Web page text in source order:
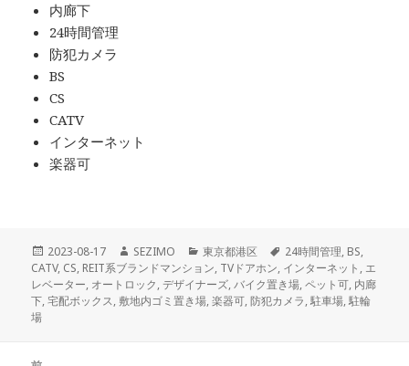
内廊下
24時間管理
防犯カメラ
BS
CS
CATV
インターネット
楽器可
投
稿
日:
2023-08-17
作
成
者
SEZIMO
カ
テ
ゴ
リ
東京都港区
タ
グ
24時間管理, BS,
CATV, CS, REIT系ブランドマンション, TVドアホン, インターネット , エ
レベーター, オートロック,デザイナーズ,バイク置き場,ペット可, 内廊
下,宅配ボックス, 敷地内ゴミ置き場,楽器可,防犯カメラ,駐車場,駐輪
場